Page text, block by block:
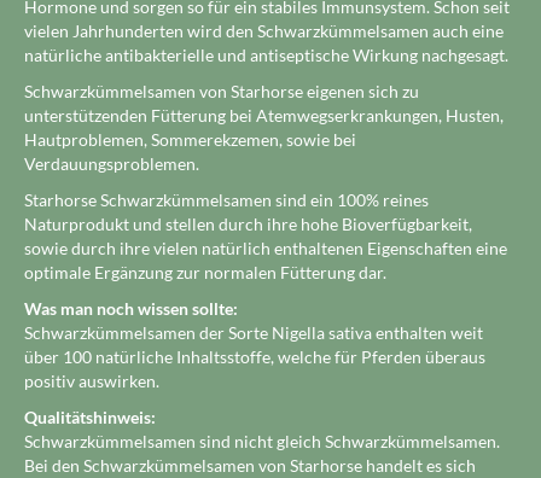
Hormone und sorgen so für ein stabiles Immunsystem. Schon seit
vielen Jahrhunderten wird den Schwarzkümmelsamen auch eine
natürliche antibakterielle und antiseptische Wirkung nachgesagt.
Schwarzkümmelsamen von Starhorse eigenen sich zu
unterstützenden Fütterung bei Atemwegserkrankungen, Husten,
Hautproblemen, Sommerekzemen, sowie bei
Verdauungsproblemen.
Starhorse Schwarzkümmelsamen sind ein 100% reines
Naturprodukt und stellen durch ihre hohe Bioverfügbarkeit,
sowie durch ihre vielen natürlich enthaltenen Eigenschaften eine
optimale Ergänzung zur normalen Fütterung dar.
Was man noch wissen sollte:
Schwarzkümmelsamen der Sorte Nigella sativa enthalten weit
über 100 natürliche Inhaltsstoffe, welche für Pferden überaus
positiv auswirken.
Qualitätshinweis:
Schwarzkümmelsamen sind nicht gleich Schwarzkümmelsamen.
Bei den Schwarzkümmelsamen von Starhorse handelt es sich